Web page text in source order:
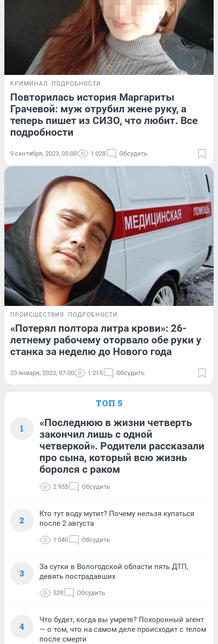
КРИМИНАЛ ПОДРОБНОСТИ
Повторилась история Маргариты
Грачевой: муж отрубил жене руку, а
теперь пишет из СИЗО, что любит. Все
подробности
9 сентября, 2023, 05:00 1 028 Обсудить
ПРОИСШЕСТВИЯ ПОДРОБНОСТИ
«Потерял полтора литра крови»: 26-
летнему рабочему оторвало обе руки у
станка за неделю до Нового года
23 января, 2023, 07:00 1 215 Обсудить
ТОП 5
1
«Последнюю в жизни четверть
закончил лишь с одной
четверкой». Родители рассказали
про сына, который всю жизнь
боролся с раком
2 955 Обсудить
2
Кто тут воду мутит? Почему нельзя купаться
после 2 августа
1 040 Обсудить
3
За сутки в Вологодской области пять ДТП,
девять пострадавших
529 Обсудить
4
Что будет, когда вы умрете? Похоронный агент
— о том, что на самом деле происходит с телом
после смерти